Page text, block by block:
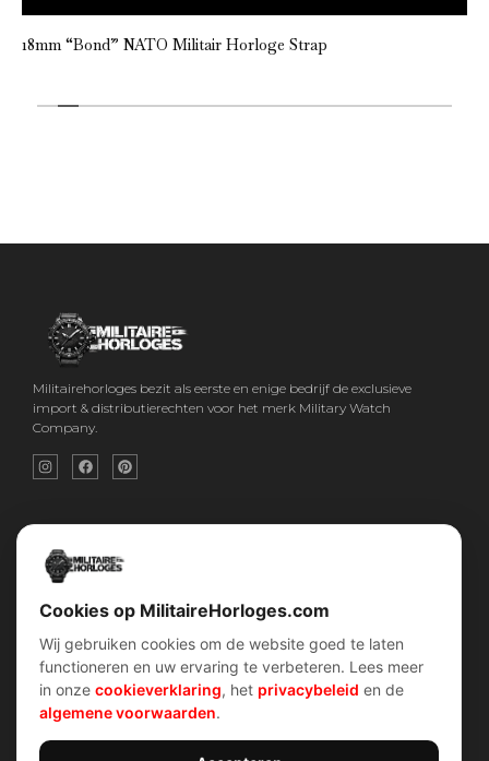
18mm “Bond” NATO Militair Horloge Strap
Militairehorloges bezit als eerste en enige bedrijf de exclusieve
import & distributierechten voor het merk Military Watch
Company.
Snel menu
Home
Over ons
Contact
Shop
Categorieën
klantenservice
Verzend & retour
Garantiebeleid
Privacybeleid
Verhalen
Duikers horloges
Cookies op MilitaireHorloges.com
Wij gebruiken cookies om de website goed te laten
functioneren en uw ervaring te verbeteren. Lees meer
in onze cookieverklaring, het privacybeleid en de
algemene voorwaarden.